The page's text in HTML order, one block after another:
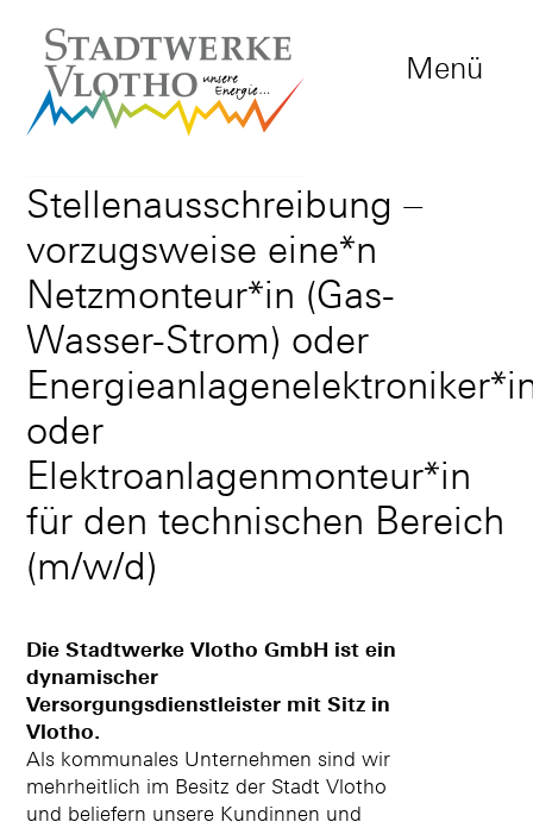
Menü
Stellenausschreibung –
vorzugsweise eine*n
Netzmonteur*in (Gas-
Wasser-Strom) oder
oder
Elektroanlagenmonteur*in
für den technischen Bereich
(m/w/d)
Die Stadtwerke Vlotho GmbH ist ein
dynamischer
Versorgungsdienstleister mit Sitz in
Vlotho.
Als kommunales Unternehmen sind wir
mehrheitlich im Besitz der Stadt Vlotho
und beliefern unsere Kundinnen und